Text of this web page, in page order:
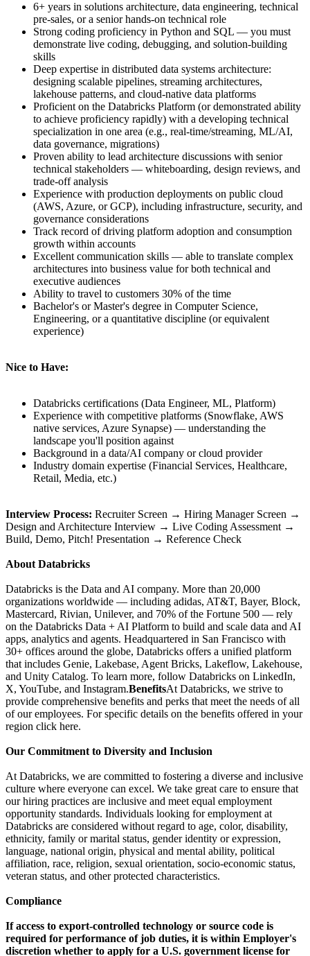
6+ years in solutions architecture, data engineering, technical
pre-sales, or a senior hands-on technical role
Strong coding proficiency in Python and SQL — you must
demonstrate live coding, debugging, and solution-building
skills
Deep expertise in distributed data systems architecture:
designing scalable pipelines, streaming architectures,
lakehouse patterns, and cloud-native data platforms
Proficient on the Databricks Platform (or demonstrated ability
to achieve proficiency rapidly) with a developing technical
specialization in one area (e.g., real-time/streaming, ML/AI,
data governance, migrations)
Proven ability to lead architecture discussions with senior
technical stakeholders — whiteboarding, design reviews, and
trade-off analysis
Experience with production deployments on public cloud
(AWS, Azure, or GCP), including infrastructure, security, and
governance considerations
Track record of driving platform adoption and consumption
growth within accounts
Excellent communication skills — able to translate complex
architectures into business value for both technical and
executive audiences
Ability to travel to customers 30% of the time
Bachelor's or Master's degree in Computer Science,
Engineering, or a quantitative discipline (or equivalent
experience)
Nice to Have:
Databricks certifications (Data Engineer, ML, Platform)
Experience with competitive platforms (Snowflake, AWS
native services, Azure Synapse) — understanding the
landscape you'll position against
Background in a data/AI company or cloud provider
Industry domain expertise (Financial Services, Healthcare,
Retail, Media, etc.)
Interview Process: Recruiter Screen → Hiring Manager Screen →
Design and Architecture Interview → Live Coding Assessment →
Build, Demo, Pitch! Presentation → Reference Check
About Databricks
Databricks is the Data and AI company. More than 20,000
organizations worldwide — including adidas, AT&T, Bayer, Block,
Mastercard, Rivian, Unilever, and 70% of the Fortune 500 — rely
on the Databricks Data + AI Platform to build and scale data and AI
apps, analytics and agents. Headquartered in San Francisco with
30+ offices around the globe, Databricks offers a unified platform
that includes Genie, Lakebase, Agent Bricks, Lakeflow, Lakehouse,
and Unity Catalog. To learn more, follow Databricks on LinkedIn,
X, YouTube, and Instagram.BenefitsAt Databricks, we strive to
provide comprehensive benefits and perks that meet the needs of all
of our employees. For specific details on the benefits offered in your
region click here.
Our Commitment to Diversity and Inclusion
At Databricks, we are committed to fostering a diverse and inclusive
culture where everyone can excel. We take great care to ensure that
our hiring practices are inclusive and meet equal employment
opportunity standards. Individuals looking for employment at
Databricks are considered without regard to age, color, disability,
ethnicity, family or marital status, gender identity or expression,
language, national origin, physical and mental ability, political
affiliation, race, religion, sexual orientation, socio-economic status,
veteran status, and other protected characteristics.
Compliance
If access to export-controlled technology or source code is
required for performance of job duties, it is within Employer's
discretion whether to apply for a U.S. government license for